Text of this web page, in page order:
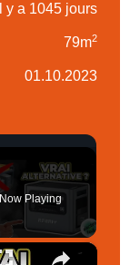
Il y a 1045 jours
79m2
01.10.2023
Now Playing
×